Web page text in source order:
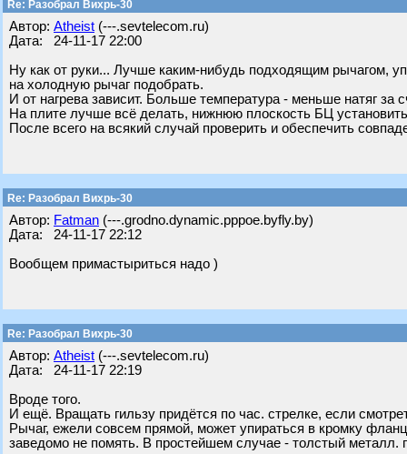
Re: Разобрал Вихрь-30
Автор: Atheist (---.sevtelecom.ru)
Дата: 24-11-17 22:00
Ну как от руки... Лучше каким-нибудь подходящим рычагом,
на холодную рычаг подобрать.
И от нагрева зависит. Больше температура - меньше натяг
На плите лучше всё делать, нижнюю плоскость БЦ
После всего на всякий случай проверить и обеспечить
Re: Разобрал Вихрь-30
Автор: Fatman (---.grodno.dynamic.pppoe.byfly.by)
Дата: 24-11-17 22:12
Вообщем примастыриться надо )
Re: Разобрал Вихрь-30
Автор: Atheist (---.sevtelecom.ru)
Дата: 24-11-17 22:19
Вроде того.
И ещё. Вращать гильзу придётся по час. стрелке, если
Рычаг, ежели совсем прямой, может упираться в кромку
заведомо не помять. В простейшем случае - толстый металл.